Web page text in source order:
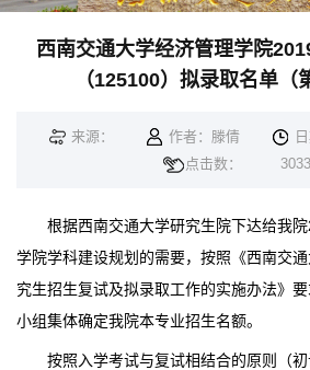
西南交通大学经济管理学院
（125100）拟录取名单（
来源： 作者：滕倩
点击数：
3033
根据西南交通大学研究生院下达给我院
学院学科建设规划的需要，按照《西南交
究生招生复试及拟录取工作的实施办法》
小组集体确定我院本专业招生名额。
按照入学考试与复试相结合的原则（